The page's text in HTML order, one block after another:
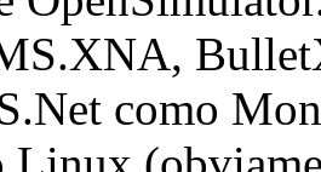
como